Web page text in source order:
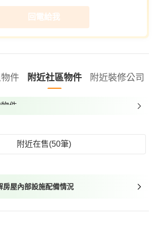
回電給我
件 附近社區物件 附近裝修公司
件
爐的物件
的物件
件
附近在售(50筆)
屋內部設施配備情況